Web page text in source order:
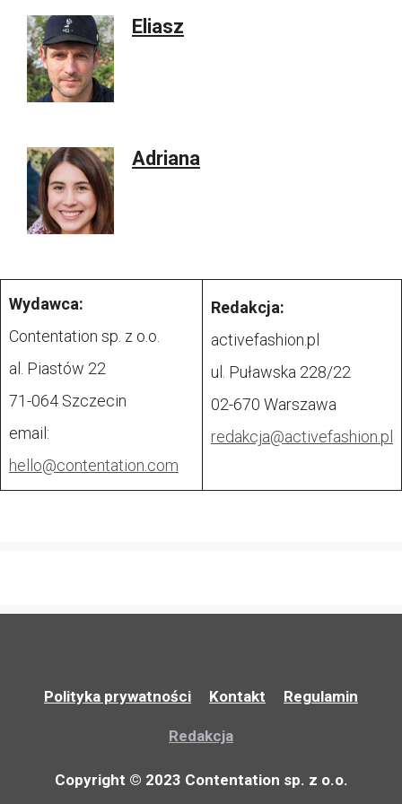
Eliasz
Adriana
Wydawca:
Contentation sp. z o.o.
al. Piastów 22
71-064 Szczecin
email:
hello@contentation.com
Redakcja:
activefashion.pl
ul. Puławska 228/22
02-670 Warszawa
redakcja@activefashion.pl
Polityka prywatności Kontakt Regulamin
Redakcja
Copyright © 2023 Contentation sp. z o.o.